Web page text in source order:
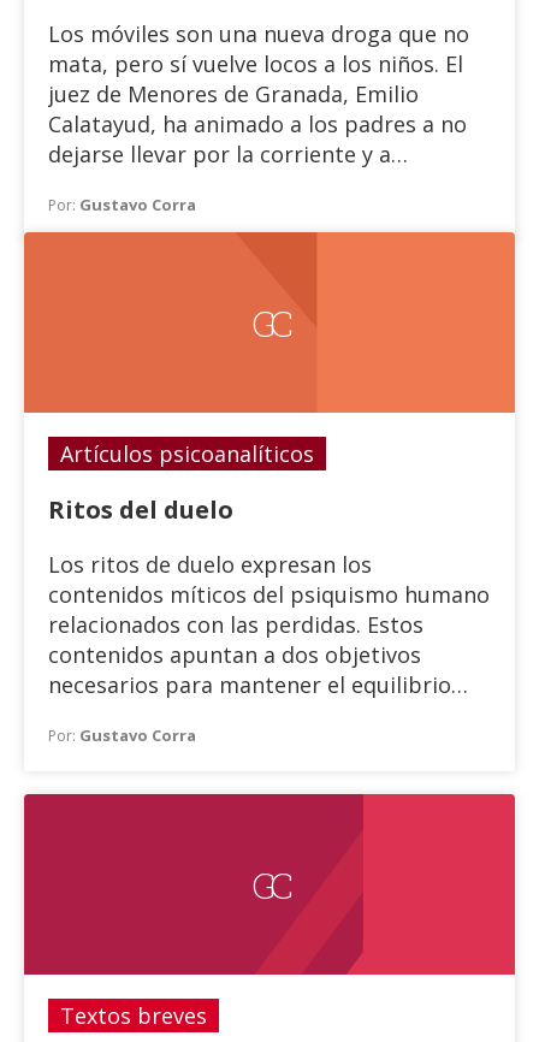
Los móviles son una nueva droga que no
mata, pero sí vuelve locos a los niños. El
juez de Menores de Granada, Emilio
Calatayud, ha animado a los padres a no
dejarse llevar por la corriente y a
demasiado tarde.
Por: Gustavo Corra
GC
Artículos psicoanalíticos
Ritos del duelo
Los ritos de duelo expresan los
contenidos míticos del psiquismo humano
relacionados con las perdidas. Estos
contenidos apuntan a dos objetivos
necesarios para mantener el equilibrio
Por: Gustavo Corra
GC
Textos breves